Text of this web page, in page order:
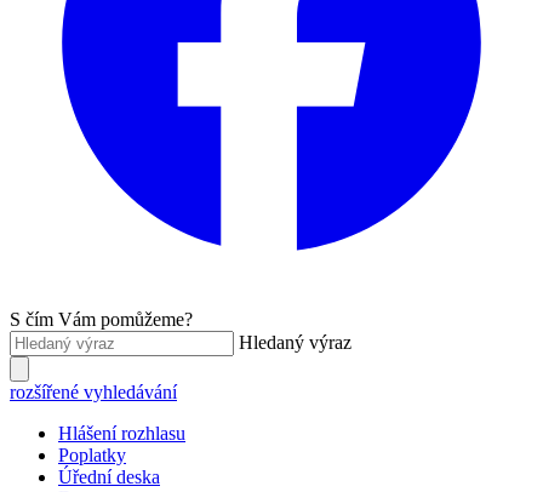
S čím Vám pomůžeme?
Hledaný výraz
rozšířené vyhledávání
Hlášení rozhlasu
Poplatky
Úřední deska